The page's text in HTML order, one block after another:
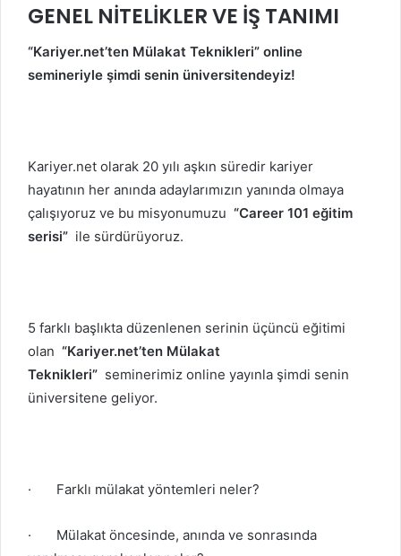
GENEL NİTELİKLER VE İŞ TANIMI
“Kariyer.net’ten Mülakat Teknikleri” online
semineriyle şimdi senin üniversitendeyiz!
Kariyer.net olarak 20 yılı aşkın süredir kariyer
hayatının her anında adaylarımızın yanında olmaya
çalışıyoruz ve bu misyonumuzu “Career 101 eğitim
serisi” ile sürdürüyoruz.
5 farklı başlıkta düzenlenen serinin üçüncü eğitimi
olan “Kariyer.net’ten Mülakat
Teknikleri” seminerimiz online yayınla şimdi senin
üniversitene geliyor.
· Farklı mülakat yöntemleri neler?
·
Mülakat öncesinde, anında ve sonrasında